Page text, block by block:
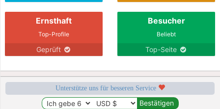
Ernsthaft
Top-Profile
Geprüft
Besucher
Beliebt
Top-Seite
Unterstütze uns für besseren Service